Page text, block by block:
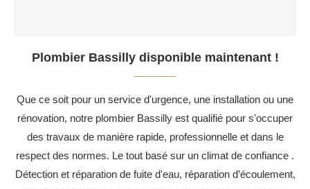
Plombier Bassilly disponible maintenant !
Que ce soit pour un service d'urgence, une installation ou une
rénovation, notre plombier Bassilly est qualifié pour s'occuper
des travaux de manière rapide, professionnelle et dans le
respect des normes. Le tout basé sur un climat de confiance .
Détection et réparation de fuite d'eau, réparation d’écoulement,